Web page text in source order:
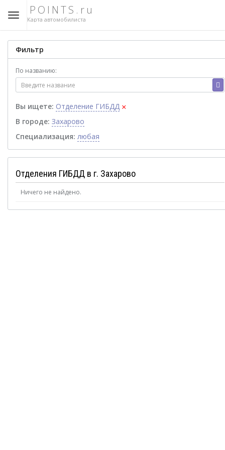
POINTS.ru
Карта автомобилиста
Фильтр
По названию:
Вы ищете: Отделение ГИБДД ×
В городе: Захарово
Специализация: любая
Отделения ГИБДД в г. Захарово
Ничего не найдено.